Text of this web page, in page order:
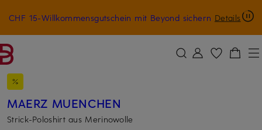
ZUM HAUPTINHALT ÜBERSPRINGEN ZUM SUCHFELD ÜBERSPRINGEN
CHF 15-Willkommensgutschein mit Beyond sichern Details
MAERZ MUENCHEN
Strick-Poloshirt aus Merinowolle